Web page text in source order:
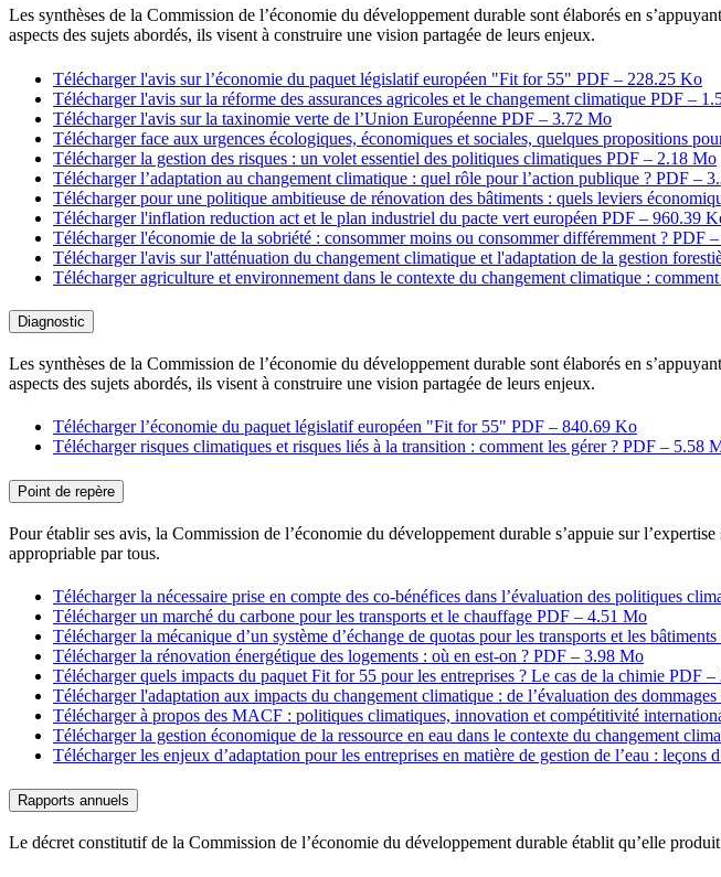
Les synthèses de la Commission de l’économie du développement durable sont élaborés en
aspects des sujets abordés, ils visent à construire une vision partagée de leurs enjeux.
Télécharger l'avis sur l’économie du paquet législatif européen "Fit for 55" PDF – 228.25 Ko
Télécharger l'avis sur la réforme des assurances agricoles et le changement climatique PDF –
Télécharger l'avis sur la taxinomie verte de l’Union Européenne PDF – 3.72 Mo
Télécharger face aux urgences écologiques, économiques et sociales, quelques propositions
Télécharger la gestion des risques : un volet essentiel des politiques climatiques PDF – 2.18 Mo
Télécharger l’adaptation au changement climatique : quel rôle pour l’action publique ? PDF –
Télécharger pour une politique ambitieuse de rénovation des bâtiments : quels leviers
Télécharger l'inflation reduction act et le plan industriel du pacte vert européen PDF – 960.39
Télécharger l'économie de la sobriété : consommer moins ou consommer différemment ? PDF
Télécharger l'avis sur l'atténuation du changement climatique et l'adaptation de la gestion
Télécharger agriculture et environnement dans le contexte du changement climatique :
Diagnostic
Les synthèses de la Commission de l’économie du développement durable sont élaborés en
aspects des sujets abordés, ils visent à construire une vision partagée de leurs enjeux.
Télécharger l’économie du paquet législatif européen "Fit for 55" PDF – 840.69 Ko
Télécharger risques climatiques et risques liés à la transition : comment les gérer ? PDF – 5.58
Point de repère
Pour établir ses avis, la Commission de l’économie du développement durable s’appuie sur
appropriable par tous.
Télécharger la nécessaire prise en compte des co-bénéfices dans l’évaluation des politiques
Télécharger un marché du carbone pour les transports et le chauffage PDF – 4.51 Mo
Télécharger la mécanique d’un système d’échange de quotas pour les transports et les
Télécharger la rénovation énergétique des logements : où en est-on ? PDF – 3.98 Mo
Télécharger quels impacts du paquet Fit for 55 pour les entreprises ? Le cas de la chimie PDF –
Télécharger l'adaptation aux impacts du changement climatique : de l’évaluation des dommages
Télécharger à propos des MACF : politiques climatiques, innovation et compétitivité
Télécharger la gestion économique de la ressource en eau dans le contexte du changement
Télécharger les enjeux d’adaptation pour les entreprises en matière de gestion de l’eau : leçons
Rapports annuels
Le décret constitutif de la Commission de l’économie du développement durable établit qu’elle